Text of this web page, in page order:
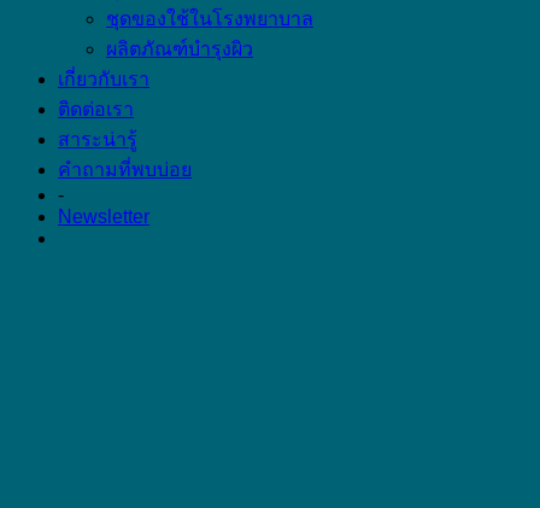
ชุดของใช้ในโรงพยาบาล
ผลิตภัณฑ์บำรุงผิว
เกี่ยวกับเรา
ติดต่อเรา
สาระน่ารู้
คำถามที่พบบ่อย
-
Newsletter